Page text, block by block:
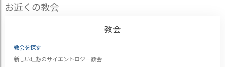
お近くの教会
教会
教会を探す
新しい理想のサイエントロジー教会